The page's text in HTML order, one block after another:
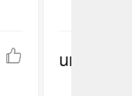
undefined